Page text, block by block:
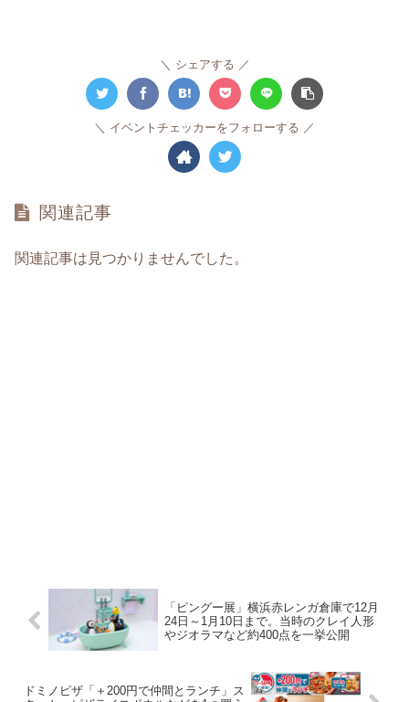
シェアする
イベントチェッカーをフォローする
関連記事
関連記事は見つかりませんでした。
「ピングー展」横浜赤レンガ倉庫で12月
24日～1月10日まで。当時のクレイ人形
やジオラマなど約400点を一挙公開
ドミノピザ「＋200円で仲間とランチ」ス